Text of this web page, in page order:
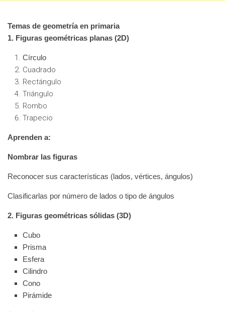
Temas de geometría en primaria
1. Figuras geométricas planas (2D)
Círculo
Cuadrado
Rectángulo
Triángulo
Rombo
Trapecio
Aprenden a:
Nombrar las figuras
Reconocer sus características (lados, vértices, ángulos)
Clasificarlas por número de lados o tipo de ángulos
2. Figuras geométricas sólidas (3D)
Cubo
Prisma
Esfera
Cilindro
Cono
Pirámide